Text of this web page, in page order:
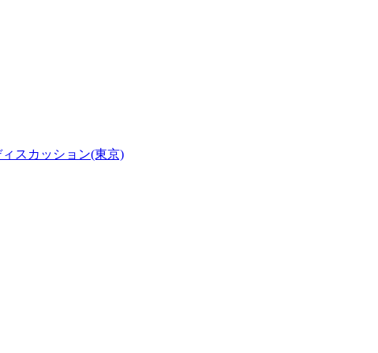
スカッション(東京)